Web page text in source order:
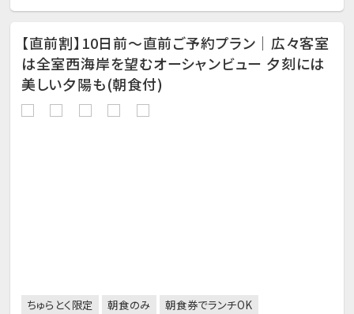
【直前割】10日前～直前ご予約プラン│広々客室
は全室西海岸を望むオーシャンビュー 夕刻には
美しい夕陽も(朝食付)
ちゅらとく限定 朝食のみ
朝食券でランチOK